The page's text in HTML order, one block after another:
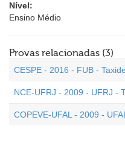
Nível:
Ensino Médio
Provas relacionadas (3)
CESPE - 2016 - FUB -
NCE-UFRJ - 2009 - UFRJ -
COPEVE-UFAL - 2009 -